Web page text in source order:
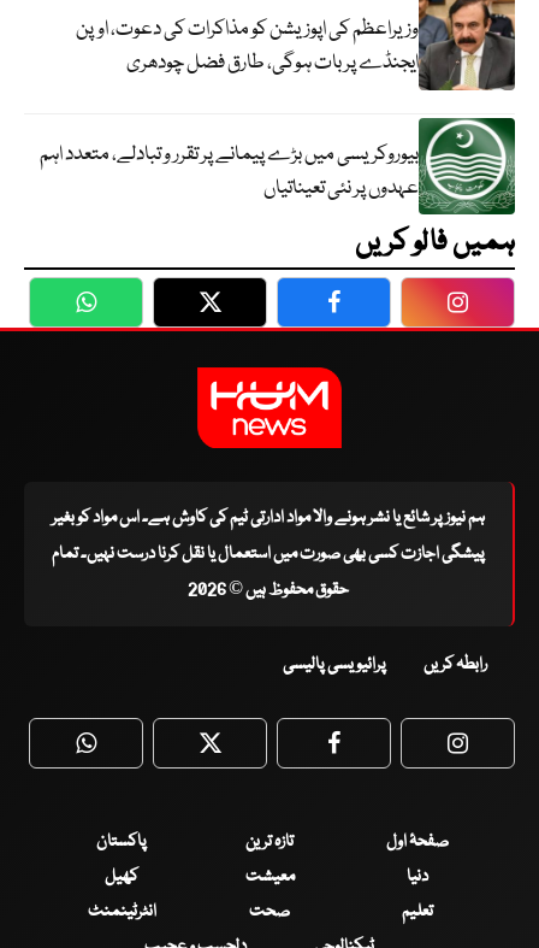
وزیراعظم کی اپوزیشن کو مذاکرات کی دعوت، اوپن
ایجنڈے پر بات ہوگی، طارق فضل چودھری
بیوروکریسی میں بڑے پیمانے پر تقرر و تبادلے، متعدد اہم
عہدوں پر نئی تعیناتیاں
ہمیں فالو کریں
WhatsApp Twitter Facebook
ہم نیوز پر شائع یا نشر ہونے والا مواد ادارتی ٹیم کی کاوش ہے۔ اس مواد کو بغیر
پیشگی اجازت کسی بھی صورت میں استعمال یا نقل کرنا درست نہیں۔ تمام
حقوق محفوظ ہیں © 2026
رابطہ کریں پرائیویسی پالیسی
WhatsApp Twitter Facebook
صفحۂ اول تازہ ترین
پاکستان
دنیا
معیشت
کھیل
تعلیم
صحت
انٹرٹینمنٹ